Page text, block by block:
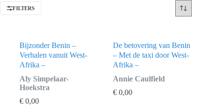
FILTERS
Bijzonder Benin –
Verhalen vanuit West-
Afrika –
Aly Simpelaar-
Hoekstra
€ 0,00
De betovering van Benin
– Met de taxi door West-
Afrika –
Annie Caulfield
€ 0,00